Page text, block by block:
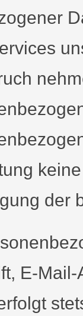
der
E-